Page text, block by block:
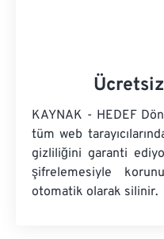
KAYNAK - HEDEF
tüm web
gizliliğini garanti
şifrelemesiyle
otomatik olarak silinir.